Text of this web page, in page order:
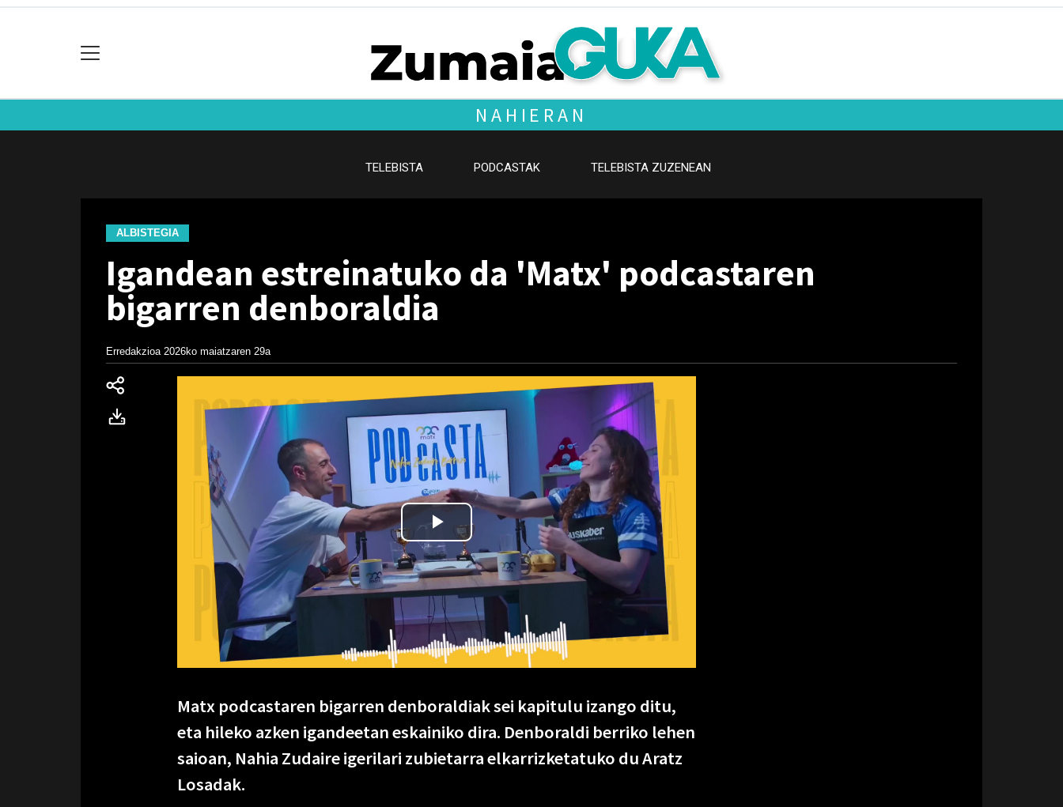
NAHIERAN
TELEBISTA PODCASTAK TELEBISTA ZUZENEAN
ALBISTEGIA
Igandean estreinatuko da 'Matx' podcastaren
bigarren denboraldia
Erredakzioa 2026ko maiatzaren 29a
Matx podcastaren bigarren denboraldiak sei kapitulu izango ditu,
eta hileko azken igandeetan eskainiko dira. Denboraldi berriko lehen
saioan, Nahia Zudaire igerilari zubietarra elkarrizketatuko du Aratz
Losadak.